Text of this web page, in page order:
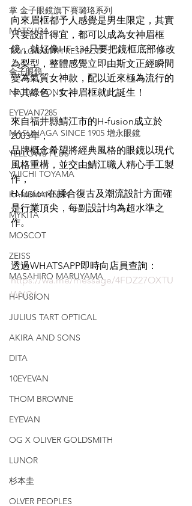
掌 金子眼鏡旗下賽璐珞系列
MATSUDA
TAYLOR WITH RESPECT
金子眼鏡
NATIVE SONS
EYEVAN7285
MASUNAGA SINCE 1905 增永眼鏡
YELLOWS PLUS
YUICHI TOYAMA
KAMEMANNEN
MYKITA
MOSCOT
ZEISS
MASAHIRO MARUYAMA
H-FUSION
JULIUS TART OPTICAL
AKIRA AND SONS
DITA
10EYEVAN
THOM BROWNE
EYEVAN
OG X OLIVER GOLDSMITH
LUNOR
杉本圭
OLVER PEOPLES
向來眉框都予人感覺是男生限定，其實
只要設計得宜，都可以成為女神眉框
鏡，就好像HF-134只要把鏡框底部修改
為梨型，整體感覺立即由斯文正經瞬間
變為氣質女神款，配以近來極為流行的
卡其綠色，女神眉框就此誕生！
來自福井縣鯖江市的H-fusion成立於
2003年，
品牌概念希望將經典風格的眼鏡以現代
風格重構，並交由鯖江職人精心手工製
作，
H-fusion在揉合復古及潮流設計方面確
是行業頂尖，每副設計均為超水準之
作。
透過WHATSAPP即時向店員查詢：
https://wa.me/message/4FDZ27OXTU
WYO1